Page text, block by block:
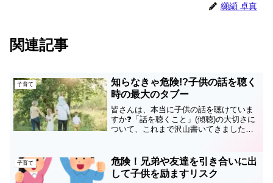
纐纈 卓真
関連記事
子育て
知らなきゃ危険!?子供の話を聴く
時の最大のタブー
皆さんは、本当に子供の話を聴けていま
すか❓「話を聴くこと」(傾聴)の大切さに
ついて、これまで沢山書いてきましたが
な日々の中で気付いた、子供とのコミュ
ニケーションの中でやっ...
子育て
危険！兄弟や友達を引き合いに出
して子供を励ますリスク